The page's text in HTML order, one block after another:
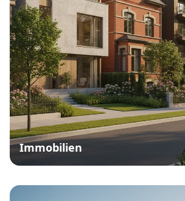
Immobilien